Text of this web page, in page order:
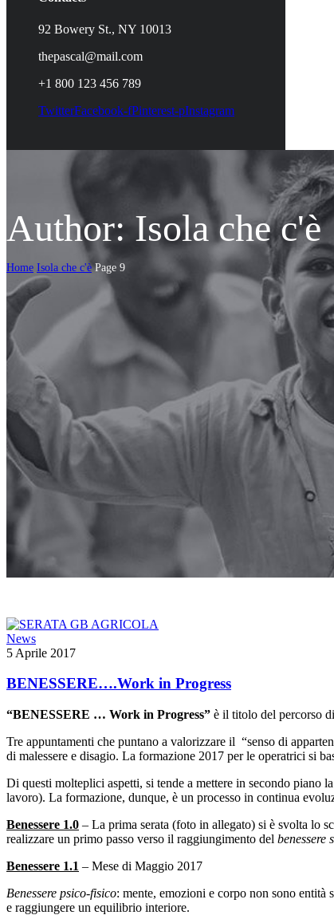
92 Bowery St., NY 10013
thepascal@mail.com
+1 800 123 456 789
TwitterFacebook-fPinterest-pInstagram
Author: Isola che c'è
Home Isola che c'è Page 9
News
5 Aprile 2017
BENESSERE….Work in Progress
“BENESSERE … Work in Progress” è il titolo del percorso
Tre appuntamenti che puntano a valorizzare il “senso di
di malessere e disagio. La formazione 2017 per le operatrici si
Di questi molteplici aspetti, si tende a mettere in secondo piano
lavoro). La formazione, dunque, è un processo in continua
Benessere 1.0 – La prima serata (foto in allegato) si è svolta lo
realizzare un primo passo verso il raggiungimento del benessere
Benessere 1.1 – Mese di Maggio 2017
Benessere psico-fisico: mente, emozioni e corpo non sono entità
e raggiungere un equilibrio interiore.